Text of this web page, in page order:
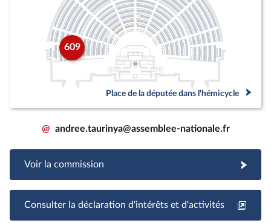
609
Place de la députée dans l'hémicycle
@ andree.taurinya@assemblee-nationale.fr
Voir la commission
Consulter la déclaration d'intérêts et d'activités